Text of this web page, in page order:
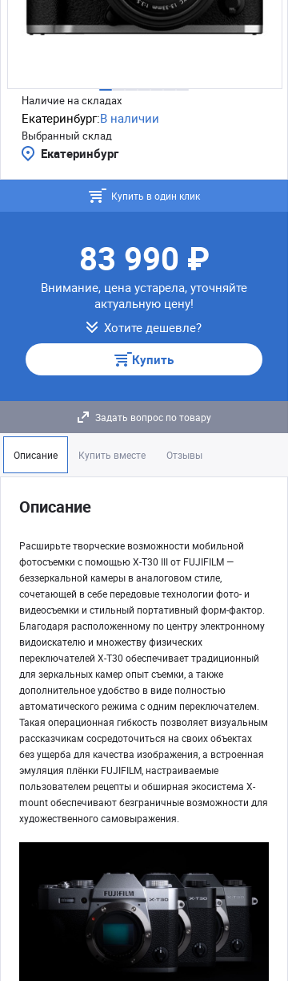
Наличие на складах
Екатеринбург:В наличии
Выбранный склад
Екатеринбург
Купить в один клик
83 990 ₽
Внимание, цена устарела, уточняйте
актуальную цену!
Хотите дешевле?
Купить
Задать вопрос по товару
Описание Купить вместе Отзывы
Описание
Расширьте творческие возможности мобильной
фотосъемки с помощью X-T30 III от FUJIFILM —
беззеркальной камеры в аналоговом стиле,
сочетающей в себе передовые технологии фото- и
видеосъемки и стильный портативный форм-фактор.
Благодаря расположенному по центру электронному
видоискателю и множеству физических
переключателей X-T30 обеспечивает традиционный
для зеркальных камер опыт съемки, а также
дополнительное удобство в виде полностью
автоматического режима с одним переключателем.
Такая операционная гибкость позволяет визуальным
рассказчикам сосредоточиться на своих объектах
без ущерба для качества изображения, а встроенная
эмуляция плёнки FUJIFILM, настраиваемые
пользователем рецепты и обширная экосистема X-
mount обеспечивают безграничные возможности для
художественного самовыражения.